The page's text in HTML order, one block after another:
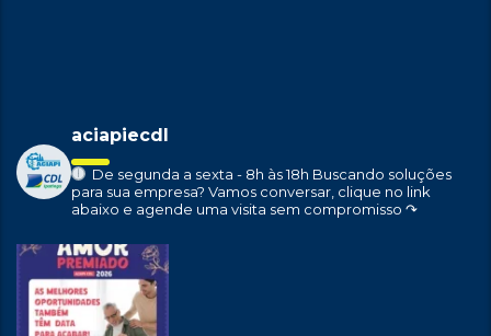
aciapiecdl
De segunda a sexta - 8h às 18h Buscando soluções
para sua empresa? Vamos conversar, clique no link
abaixo e agende uma visita sem compromisso ↷